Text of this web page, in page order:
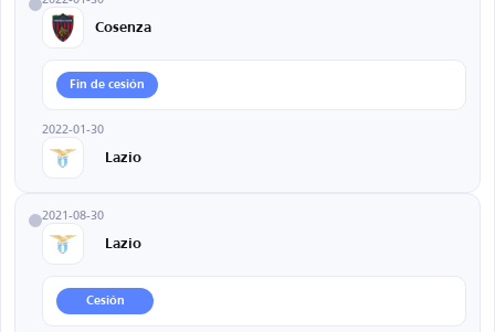
Cosenza
Fin de cesión
2022-01-30
Lazio
2021-08-30
Lazio
Cesión